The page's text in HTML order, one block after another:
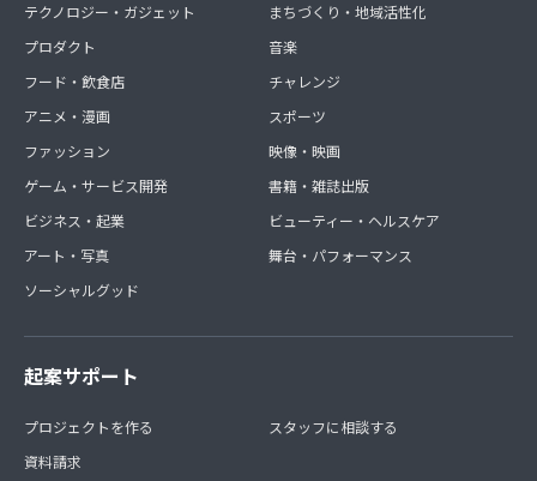
テクノロジー・ガジェット
プロダクト
フード・飲食店
アニメ・漫画
ファッション
ゲーム・サービス開発
ビジネス・起業
アート・写真
ソーシャルグッド
まちづくり・地域活性化
音楽
チャレンジ
スポーツ
映像・映画
書籍・雑誌出版
ビューティー・ヘルスケア
舞台・パフォーマンス
起案サポート
プロジェクトを作る
資料請求
スタッフに相談する